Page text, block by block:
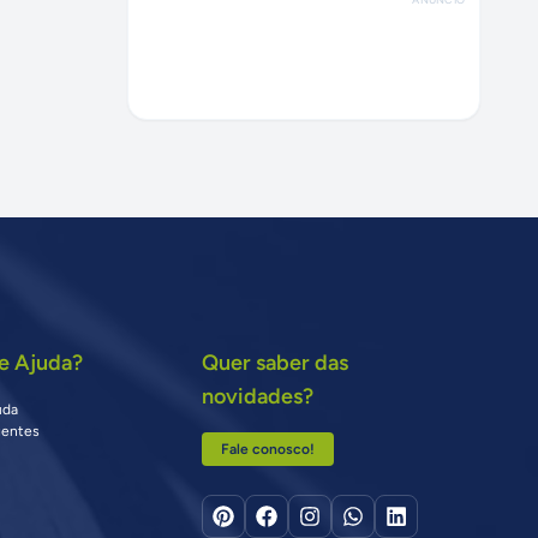
Ajuda?
Quer saber das
novidades?
Fale conosco!